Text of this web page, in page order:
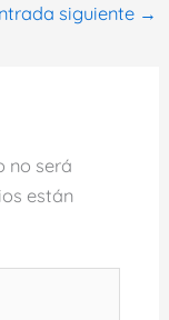
siguiente →
no será
están